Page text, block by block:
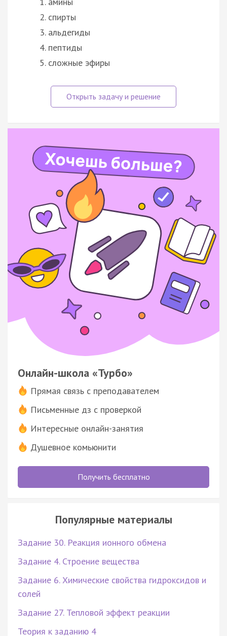
спирты
альдегиды
пептиды
сложные эфиры
Онлайн-школа «Турбо»
Прямая связь с преподавателем
Письменные дз с проверкой
Интересные онлайн-занятия
Душевное комьюнити
Получить бесплатно
Популярные материалы
Задание 30. Реакция ионного обмена
Задание 4. Строение вещества
Задание 6. Химические свойства гидроксидов и
солей
Задание 27. Тепловой эффект реакции
Теория к заданию 4